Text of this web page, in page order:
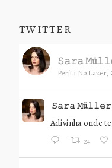
TWITTER
𝚂𝚊𝚛𝚊
Perita No Lazer,
𝚂𝚊𝚛𝚊 𝙼ü𝚕𝚕𝚎𝚛
Adivinha onde
24